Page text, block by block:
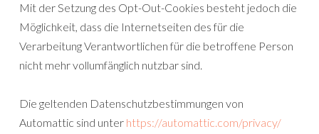
Mit der Setzung des Opt-Out-Cookies besteht jedoch die
Möglichkeit, dass die Internetseiten des für die
Verarbeitung Verantwortlichen für die betroffene Person
nicht mehr vollumfänglich nutzbar sind.
Die geltenden Datenschutzbestimmungen von
Automattic sind unter https://automattic.com/privacy/